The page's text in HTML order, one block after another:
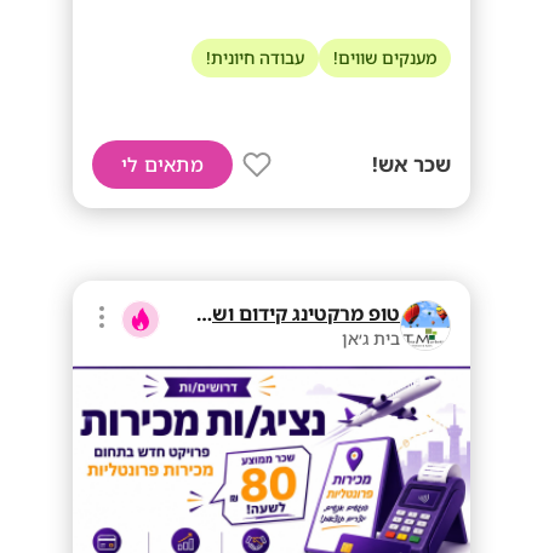
מענקים שווים! עבודה חיונית!
שכר אש! מתאים לי
טופ מרקטינג קידום ושיווק בע"מ
בית ג׳אן